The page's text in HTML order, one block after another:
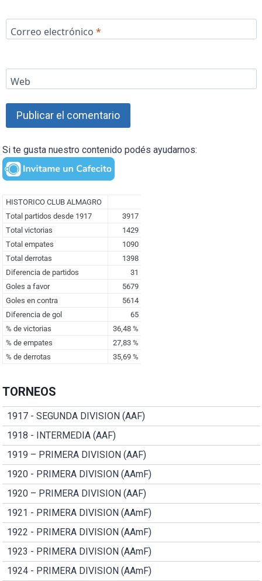
Correo electrónico *
Web
Si te gusta nuestro contenido podés ayudarnos:
TORNEOS
1917 - SEGUNDA DIVISION (AAF)
1918 - INTERMEDIA (AAF)
1919 – PRIMERA DIVISION (AAF)
1920 - PRIMERA DIVISION (AAmF)
1920 – PRIMERA DIVISION (AAF)
1921 - PRIMERA DIVISION (AAmF)
1922 - PRIMERA DIVISION (AAmF)
1923 - PRIMERA DIVISION (AAmF)
1924 - PRIMERA DIVISION (AAmF)